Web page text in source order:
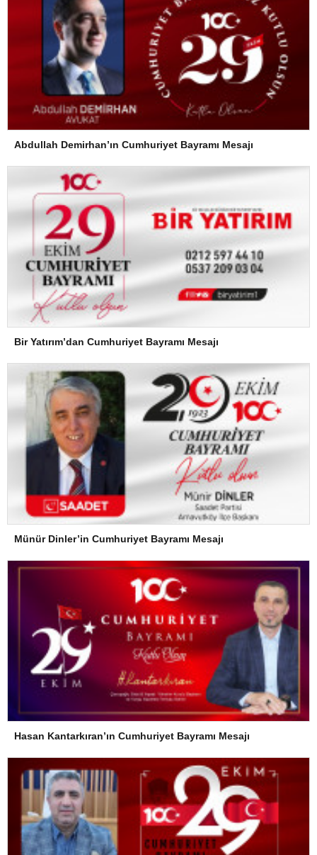
Abdullah Demirhan’ın Cumhuriyet Bayramı Mesajı
Bir Yatırım’dan Cumhuriyet Bayramı Mesajı
Münür Dinler’in Cumhuriyet Bayramı Mesajı
Hasan Kantarkıran’ın Cumhuriyet Bayramı Mesajı